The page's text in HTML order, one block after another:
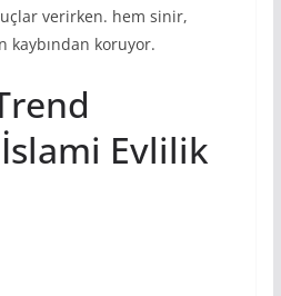
verirken. hem sinir,
kaybından koruyor.
Evlilik